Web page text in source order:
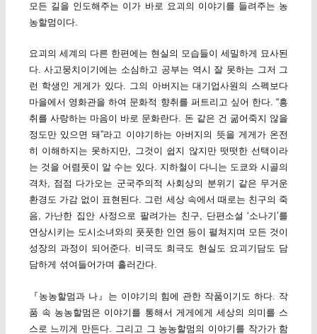
모든 길을 인도해주는 이가 바로 요괴의 이야기를 들려주는 농
농할멈이다.
요괴의 세계의 다른 한편에는 현실의 모습들이 세밀하게 묘사된
다. 사고뭉치이기에는 소심하고 공부는 역시 잘 못하는 그저 그
런 학생인 게게가 있다. 그의 아버지는 대기업사원의 스펙보다
마을에서 영화관을 하여 문화적 향취를 퍼트리고 싶어 한다. “흥
취를 사랑하는 마음이 바로 문화란다. 돈 같은 건 굶어죽지 않을
정도만 있으면 돼”라고 이야기하는 아버지의 뜻을 게게가 온전
히 이해하지는 못하지만, 그것이 쉽지 않지만 떳떳한 선택이라
는 것을 어렴풋이 알 수는 있다. 지하철이 다니는 도쿄와 시골의
격차, 점점 다가오는 군국주의적 사회상의 분위기 같은 무거운
환경도 가감 없이 표현된다. 그런 세상 속에서 때로는 친구의 죽
음, 가난한 집안 사정으로 팔려가는 친구, 단편소설 ‘소나기’를
연상시키는 도시소녀와의 풋풋한 인연 등이 펼쳐지며 모든 것이
성장의 과정이 되어준다. 비극도 희극도 현실도 요괴기담도 담
담하게 섞여들어가며 흘러간다.
『농농할멈과 나』는 이야기의 힘에 관한 작품이기도 하다. 작
품 속 농농할멈은 이야기를 통해서 게게에게 세상의 의미를 스
스로 느끼게 만든다. 그리고 그 농농할멈의 이야기를 작가가 함